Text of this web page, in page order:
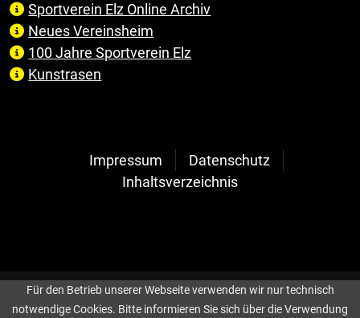
Für den Betrieb unserer Webseite verwenden wir nur technisch
notwendige Cookies. Bitte informieren Sie sich über die Verwendung
Sportverein Elz Online Archiv
Neues Vereinsheim
100 Jahre Sportverein Elz
Kunstrasen
Impressum
Datenschutz
Inhaltsverzeichnis